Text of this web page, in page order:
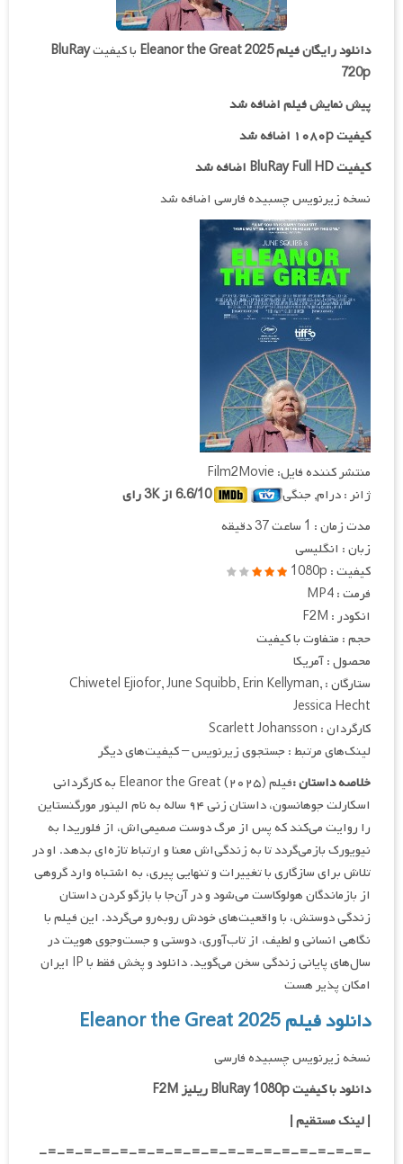
دانلود رایگان فیلمEleanor the Great 2025 با کیفیتBluRay
720p
پیش نمایش فیلم اضافه شد
کیفیت ۱۰۸۰p اضافه شد
کیفیت BluRay Full HD اضافه شد
نسخه زیرنویس چسبیده فارسی اضافه شد
منتشر کننده فایل: Film2Movie
ژانر : درام, جنگی
6.6/10 از 3K رای
مدت زمان : 1 ساعت 37 دقیقه
زبان : انگلیسی
کیفیت : 1080p
فرمت : MP4
انکودر : F2M
حجم : متفاوت با کیفیت
محصول : آمریکا
ستارگان : Chiwetel Ejiofor, June Squibb, Erin Kellyman,
Jessica Hecht
کارگردان : Scarlett Johansson
لینک‌های مرتبط : جستجوی زیرنویس – کیفیت‌های دیگر
خلاصه داستان :
فیلم Eleanor the Great (۲۰۲۵) به کارگردانی
اسکارلت جوهانسون، داستان زنی ۹۴ ساله به نام الینور مورگنستاین
را روایت می‌کند که پس از مرگ دوست صمیمی‌اش، از فلوریدا به
نیویورک بازمی‌گردد تا به زندگی‌اش معنا و ارتباط تازه‌ای بدهد. او در
تلاش برای سازگاری با تغییرات و تنهایی پیری، به اشتباه وارد گروهی
از بازماندگان هولوکاست می‌شود و در آن‌جا با بازگو کردن داستان
زندگی دوستش، با واقعیت‌های خودش روبه‌رو می‌گردد. این فیلم با
نگاهی انسانی و لطیف، از تاب‌آوری، دوستی و جست‌وجوی هویت در
سال‌های پایانی زندگی سخن می‌گوید. دانلود و پخش فقط با IP ایران
امکان پذیر هست
دانلود فیلم Eleanor the Great 2025
نسخه زیرنویس چسبیده فارسی
دانلود با کیفیت BluRay 1080p ریلیز F2M
| لینک مستقیم |
-=-=-=-=-=-=-=-=-=-=-=-=-=-=-=-=-=-=-